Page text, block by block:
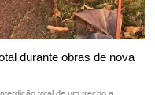
durante obras de nova